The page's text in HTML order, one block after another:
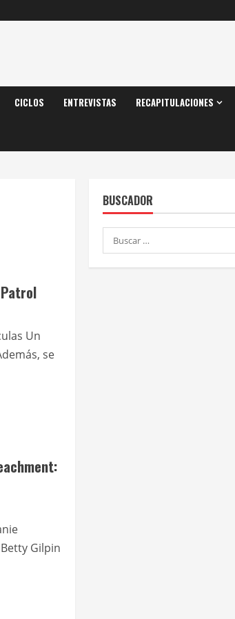
CICLOS ENTREVISTAS RECAPITULACIONES
Un
se
Gilpin
BUSCADOR
Buscar: